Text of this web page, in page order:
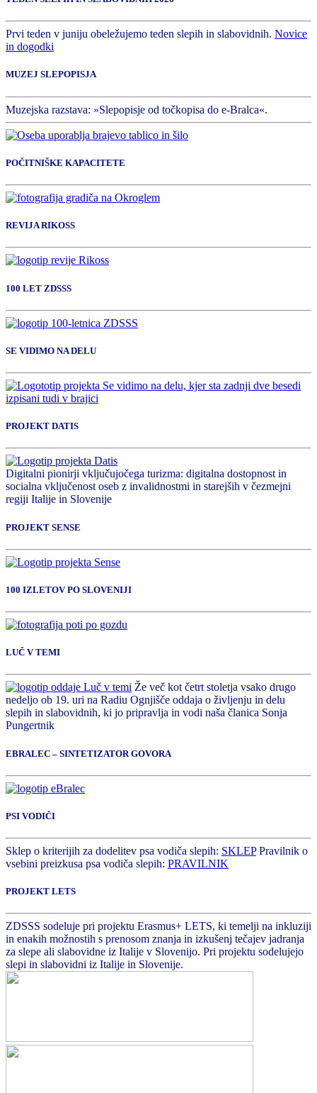
Prvi teden v juniju obeležujemo teden slepih in slabovidnih. Novice
in dogodki
MUZEJ SLEPOPISJA
Muzejska razstava: »Slepopisje od točkopisa do e-Bralca«.
POČITNIŠKE KAPACITETE
REVIJA RIKOSS
100 LET ZDSSS
SE VIDIMO NA DELU
PROJEKT DATIS
Digitalni pionirji vključujočega turizma: digitalna dostopnost in
socialna vključenost oseb z invalidnostmi in starejših v čezmejni
regiji Italije in Slovenije
PROJEKT SENSE
100 IZLETOV PO SLOVENIJI
LUČ V TEMI
Že več kot četrt stoletja vsako drugo
nedeljo ob 19. uri na Radiu Ognjišče oddaja o življenju in delu
slepih in slabovidnih, ki jo pripravlja in vodi naša članica Sonja
Pungertnik
EBRALEC – SINTETIZATOR GOVORA
PSI VODIČI
Sklep o kriterijih za dodelitev psa vodiča slepih: SKLEPPravilnik o
vsebini preizkusa psa vodiča slepih: PRAVILNIK
PROJEKT LETS
ZDSSS sodeluje pri projektu Erasmus+ LETS, ki temelji na inkluziji
in enakih možnostih s prenosom znanja in izkušenj tečajev jadranja
za slepe ali slabovidne iz Italije v Slovenijo. Pri projektu sodelujejo
slepi in slabovidni iz Italije in Slovenije.